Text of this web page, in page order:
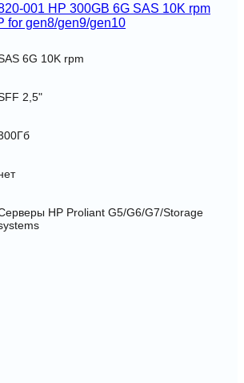
001 HP 300GB 6G SAS 10K rpm
for gen8/gen9/gen10
6G 10K rpm
2,5"
HP Proliant G5/G6/G7/Storage